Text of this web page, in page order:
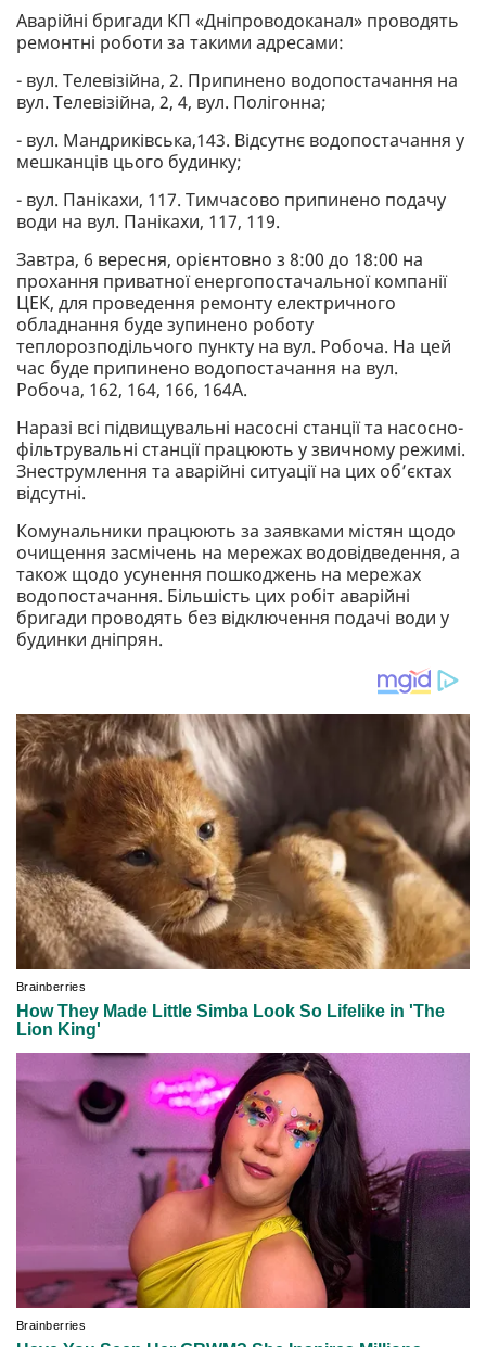
Аварійні бригади КП «Дніпроводоканал» проводять
ремонтні роботи за такими адресами:
- вул. Телевізійна, 2. Припинено водопостачання на
вул. Телевізійна, 2, 4, вул. Полігонна;
- вул. Мандриківська,143. Відсутнє водопостачання у
мешканців цього будинку;
- вул. Панікахи, 117. Тимчасово припинено подачу
води на вул. Панікахи, 117, 119.
Завтра, 6 вересня, орієнтовно з 8:00 до 18:00 на
прохання приватної енергопостачальної компанії
ЦЕК, для проведення ремонту електричного
обладнання буде зупинено роботу
теплорозподільчого пункту на вул. Робоча. На цей
час буде припинено водопостачання на вул.
Робоча, 162, 164, 166, 164А.
Наразі всі підвищувальні насосні станції та насосно-
фільтрувальні станції працюють у звичному режимі.
Знеструмлення та аварійні ситуації на цих об’єктах
відсутні.
Комунальники працюють за заявками містян щодо
очищення засмічень на мережах водовідведення, а
також щодо усунення пошкоджень на мережах
водопостачання. Більшість цих робіт аварійні
бригади проводять без відключення подачі води у
будинки дніпрян.